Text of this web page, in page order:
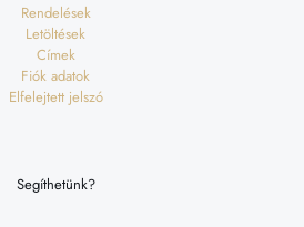
Rendelések
Letöltések
Címek
Fiók adatok
Elfelejtett jelszó
Segíthetünk?